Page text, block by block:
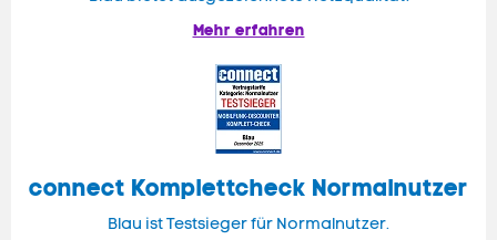
Mehr erfahren
connect Komplettcheck Normalnutzer
Blau ist Testsieger für Normalnutzer.